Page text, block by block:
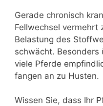
Gerade chronisch
Fellwechsel vermehrt
Belastung des
schwächt. Besonders
viele Pferde
fangen an zu Husten.
Wissen Sie, dass Ihr